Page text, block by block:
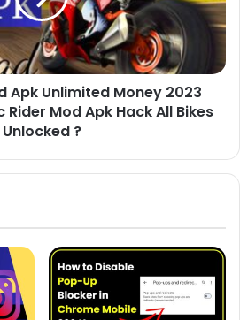
Apk Unlimited Money 2023
Mod Apk Hack All Bikes
Unlocked ?